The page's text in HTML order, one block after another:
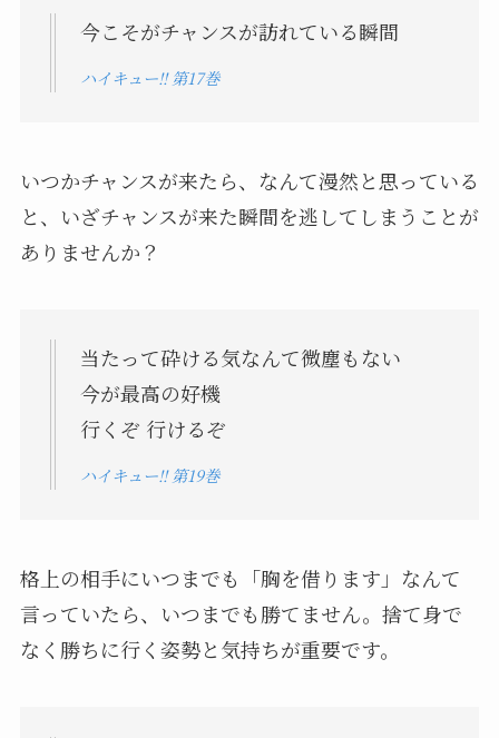
今こそがチャンスが訪れている瞬間
ハイキュー!! 第17巻
いつかチャンスが来たら、なんて漫然と思っている
と、いざチャンスが来た瞬間を逃してしまうことが
ありませんか？
当たって砕ける気なんて微塵もない
今が最高の好機
行くぞ 行けるぞ
ハイキュー!! 第19巻
格上の相手にいつまでも「胸を借ります」なんて
言っていたら、いつまでも勝てません。捨て身で
なく勝ちに行く姿勢と気持ちが重要です。